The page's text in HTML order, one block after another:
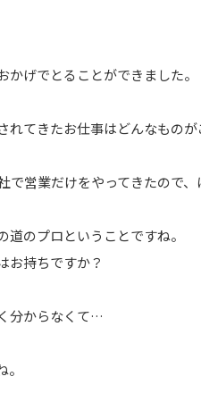
かげでとることができました。
れてきたお仕事はどんなものが
で営業だけをやってきたので
道のプロということですね。
お持ちですか？
分からなくて…